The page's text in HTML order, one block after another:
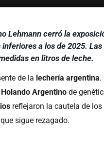
Lehmann cerró la
a los de 2025. Las
en litros de leche.
de la lechería argentina.
Holando Argentino de
reflejaron la cautela de los
sigue rezagado.